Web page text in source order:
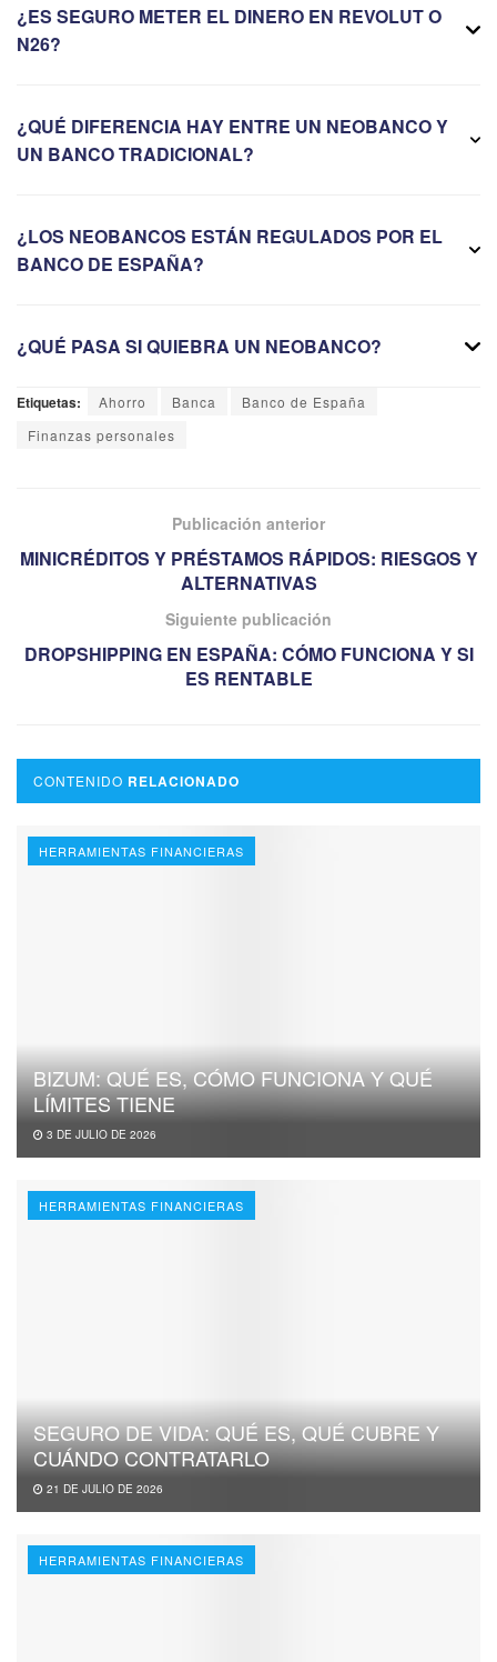
¿ES SEGURO METER EL DINERO EN REVOLUT O
N26?
¿QUÉ DIFERENCIA HAY ENTRE UN NEOBANCO Y
UN BANCO TRADICIONAL?
¿LOS NEOBANCOS ESTÁN REGULADOS POR EL
BANCO DE ESPAÑA?
¿QUÉ PASA SI QUIEBRA UN NEOBANCO?
Etiquetas: Ahorro Banca
Banco de España
Finanzas personales
Publicación anterior
MINICRÉDITOS Y PRÉSTAMOS RÁPIDOS: RIESGOS Y
ALTERNATIVAS
Siguiente publicación
DROPSHIPPING EN ESPAÑA: CÓMO FUNCIONA Y SI
ES RENTABLE
CONTENIDO RELACIONADO
HERRAMIENTAS FINANCIERAS
BIZUM: QUÉ ES, CÓMO FUNCIONA Y QUÉ
LÍMITES TIENE
3 DE JULIO DE 2026
HERRAMIENTAS FINANCIERAS
SEGURO DE VIDA: QUÉ ES, QUÉ CUBRE Y
CUÁNDO CONTRATARLO
21 DE JULIO DE 2026
HERRAMIENTAS FINANCIERAS